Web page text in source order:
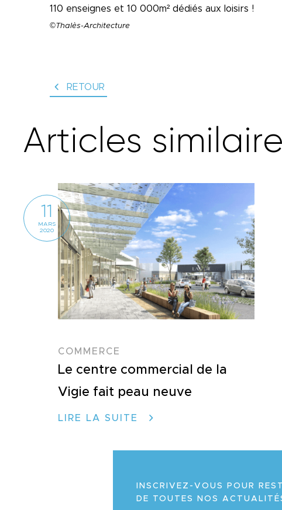
110 enseignes et 10 000m² dédiés aux loisirs !
©Thalès-Architecture
RETOUR
Articles similaire
11
MARS
2020
COMMERCE
Le centre commercial de la
Vigie fait peau neuve
LIRE LA SUITE
INSCRIVEZ-VOUS POUR
DE TOUTES NOS